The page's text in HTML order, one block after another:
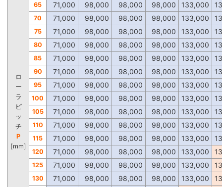
ロ
ー
ラ
ピ
ッ
チ
P
[mm]
65 71,000 98,000 98,000 98,000 133,000
70 71,000 98,000 98,000 98,000 133,000
75 71,000 98,000 98,000 98,000 133,000
80 71,000 98,000 98,000 98,000 133,000
85 71,000 98,000 98,000 98,000 133,000
90 71,000 98,000 98,000 98,000 133,000
95 71,000 98,000 98,000 98,000 133,000
100 71,000 98,000 98,000 98,000 133,000
105 71,000 98,000 98,000 98,000 133,000
110 71,000 98,000 98,000 98,000 133,000
115 71,000 98,000 98,000 98,000 133,000
120 71,000 98,000 98,000 98,000 133,000
125 71,000 98,000 98,000 98,000 133,000
130 71,000 98,000 98,000 98,000 133,000